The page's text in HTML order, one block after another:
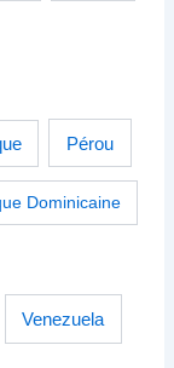
Pérou
Dominicaine
Venezuela